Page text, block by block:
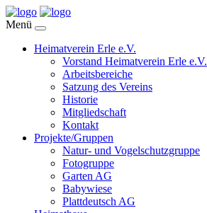
Menü
Heimatverein Erle e.V.
Vorstand Heimatverein Erle e.V.
Arbeitsbereiche
Satzung des Vereins
Historie
Mitgliedschaft
Kontakt
Projekte/Gruppen
Natur- und Vogelschutzgruppe
Fotogruppe
Garten AG
Babywiese
Plattdeutsch AG